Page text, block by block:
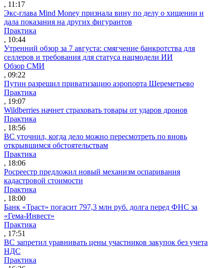
, 11:17
Экс-глава Mind Money признала вину по делу о хищении и
дала показания на других фигурантов
Практика
, 10:44
Утренний обзор за 7 августа: смягчение банкротства для
селлеров и требования для статуса нацмодели ИИ
Обзор СМИ
, 09:22
Путин разрешил приватизацию аэропорта Шереметьево
Практика
, 19:07
Wildberries начнет страховать товары от ударов дронов
Практика
, 18:56
ВС уточнил, когда дело можно пересмотреть по вновь
открывшимся обстоятельствам
Практика
, 18:06
Росреестр предложил новый механизм оспаривания
кадастровой стоимости
Практика
, 18:00
Банк «Траст» погасит 797,3 млн руб. долга перед ФНС за
«Гема-Инвест»
Практика
, 17:51
ВС запретил уравнивать цены участников закупок без учета
НДС
Практика